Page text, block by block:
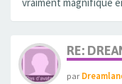
RE:
par